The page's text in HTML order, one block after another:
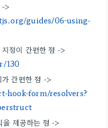
->
guides/06-using-
정이 간편한 점 ->
130
간편한 점 ->
hook-form/resolvers?
제공하는 점 ->